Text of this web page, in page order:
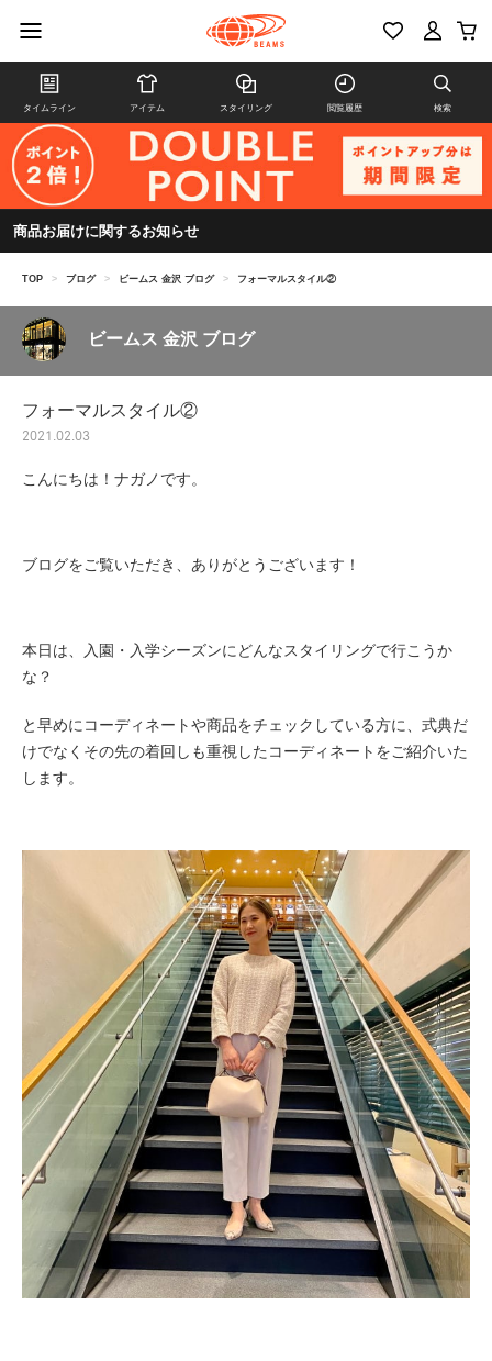
タイムライン アイテム スタイリング 閲覧履歴 検索
商品お届けに関するお知らせ
TOP > ブログ > ビームス 金沢 ブログ > フォーマルスタイル②
ビームス 金沢 ブログ
フォーマルスタイル②
2021.02.03
こんにちは！ナガノです。
ブログをご覧いただき、ありがとうございます！
本日は、入園・入学シーズンにどんなスタイリングで行こうか
な？
と早めにコーディネートや商品をチェックしている方に、 式典だ
けでなくその先の着回しも重視した コーディネートをご紹介いた
します。